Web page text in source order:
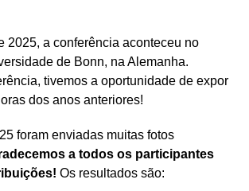
2025, a conferência aconteceu no
de Bonn, na Alemanha.
tivemos a oportunidade de expor
dos anos anteriores!
foram enviadas muitas fotos
a todos os participantes
Os resultados são: